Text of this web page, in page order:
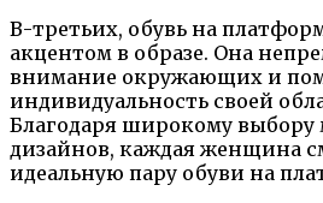
В-третьих, обувь на
акцентом в образе. Она
внимание окружающих и
индивидуальность своей
Благодаря широкому выбору
дизайнов, каждая женщина
идеальную пару обуви на